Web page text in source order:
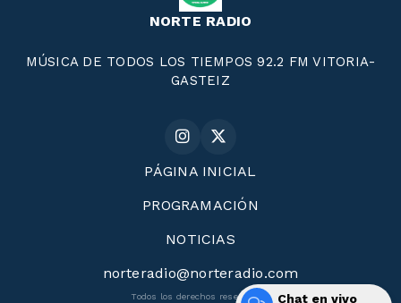
NORTE RADIO
MÚSICA DE TODOS LOS TIEMPOS 92.2 FM VITORIA-
GASTEIZ
PÁGINA INICIAL
PROGRAMACIÓN
NOTICIAS
norteradio@norteradio.com
Todos los derechos reservados. Chat en vivo